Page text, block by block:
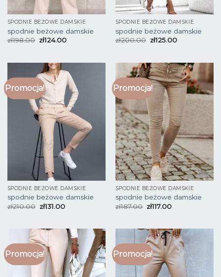
SPODNIE BEŻOWE DAMSKIE
spodnie beżowe damskie
zł198.00 zł124.00
SPODNIE BEŻOWE DAMSKIE
spodnie beżowe damskie
zł200.00 zł125.00
Promocja!
SPODNIE BEŻOWE DAMSKIE
spodnie beżowe damskie
zł210.00 zł131.00
Promocja!
SPODNIE BEŻOWE DAMSKIE
spodnie beżowe damskie
zł187.00 zł117.00
Promocja! Promocja!